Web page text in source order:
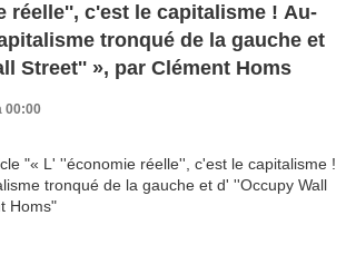
réelle'', c'est le capitalisme ! Au-
tronqué de la gauche et
Street'' », par Clément Homs
00:00